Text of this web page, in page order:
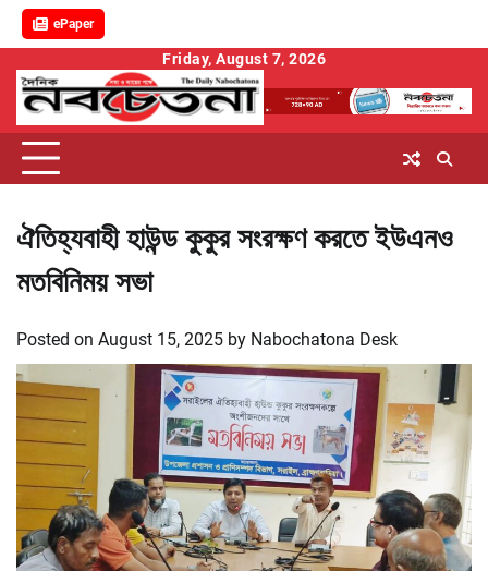
ePaper
content
Friday, August 7, 2026
ঐতিহ্যবাহী হাউন্ড কুকুর সংরক্ষণ করতে ইউএনও
মতবিনিময় সভা
Posted on August 15, 2025 by Nabochatona Desk